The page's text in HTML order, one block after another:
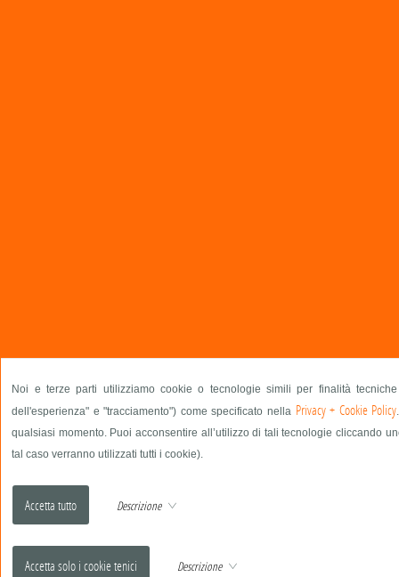
Noi e terze parti utilizziamo cookie o tecnologie simili per finalità
dell'esperienza" e "tracciamento") come specificato nella Privacy + Cookie Policy
qualsiasi momento. Puoi acconsentire all’utilizzo di tali tecnologie cliccando
tal caso verranno utilizzati tutti i cookie).
Descrizione
Descrizione